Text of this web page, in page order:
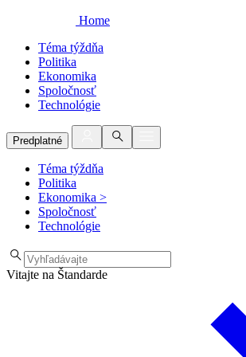
Home
Téma týždňa
Politika
Ekonomika
Spoločnosť
Technológie
Predplatné
Téma týždňa
Politika
Ekonomika >
Spoločnosť
Technológie
Vitajte na Štandarde